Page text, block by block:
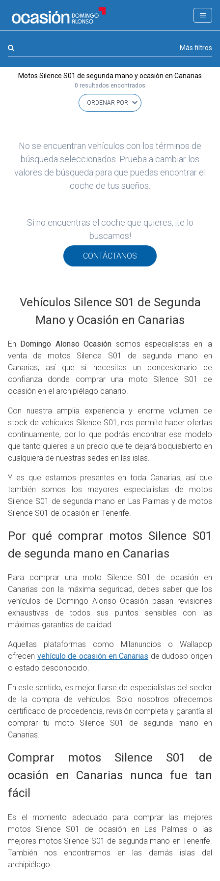
FILTROS
APPROVED
Marca
Modelo (0)
Combustible y cambio (0)
(0)
Más filtros
Motos Silence S01 de segunda mano y ocasión en Canarias
0 resultados encontrados
No se encuentran vehículos con los términos de
búsqueda seleccionados. Prueba a cambiar los
valores de búsqueda para que puedas encontrar el
coche de tus sueños.
Si no encuentras el coche que quieres, ¡te lo
buscamos!
CONTÁCTANOS
Vehículos Silence S01 de Segunda
Mano y Ocasión en Canarias
En Domingo Alonso Ocasión somos especialistas en la
venta de motos Silence S01 de segunda mano en
Canarias, así que si necesitas un concesionario de
confianza donde comprar una moto Silence S01 de
ocasión en el archipiélago canario.
Con nuestra amplia experiencia y enorme volumen de
stock de vehículos Silence S01, nos permite hacer ofertas
continuamente, por lo que podrás encontrar ese modelo
que tanto quieres a un precio que te dejará boquiabierto en
cualquiera de nuestras sedes en las islas.
Y es que estamos presentes en toda Canarias, así que
también somos los mayores especialistas de motos
Silence S01 de segunda mano en Las Palmas y de motos
Silence S01 de ocasión en Tenerife.
Por qué comprar motos Silence S01
de segunda mano en Canarias
Para comprar una moto Silence S01 de ocasión en
Canarias con la máxima seguridad, debes saber que los
vehículos de Domingo Alonso Ocasión pasan revisiones
exhaustivas de todos sus puntos sensibles con las
máximas garantías de calidad.
Aquellas plataformas como Milanuncios o Wallapop
ofrecen vehículo de ocasión en Canarias de dudoso origen
o estado desconocido.
En este sentido, es mejor fiarse de especialistas del sector
de la compra de vehículos. Solo nosotros ofrecemos
certificado de procedencia, revisión completa y garantía al
comprar tu moto Silence S01 de segunda mano en
Canarias.
Comprar motos Silence S01 de
ocasión en Canarias nunca fue tan
fácil
Es el momento adecuado para comprar las mejores
motos Silence S01 de ocasión en Las Palmas o las
mejores motos Silence S01 de segunda mano en Tenerife.
También nos encontramos en las demás islas del
archipiélago.